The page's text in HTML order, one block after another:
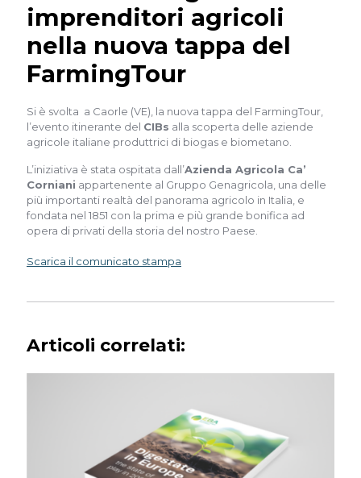
imprenditori agricoli
nella nuova tappa del
FarmingTour
Si è svolta a Caorle (VE), la nuova tappa del FarmingTour,
l’evento itinerante del CIBs alla scoperta delle aziende
agricole italiane produttrici di biogas e biometano.
L’iniziativa è stata ospitata dall’Azienda Agricola Ca’
Corniani appartenente al Gruppo Genagricola, una delle
più importanti realtà del panorama agricolo in Italia, e
fondata nel 1851 con la prima e più grande bonifica ad
opera di privati della storia del nostro Paese.
Scarica il comunicato stampa
Articoli correlati: